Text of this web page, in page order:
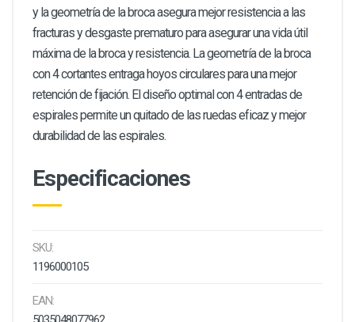
y la geometría de la broca asegura mejor resistencia a las
fracturas y desgaste prematuro para asegurar una vida útil
máxima de la broca y resistencia. La geometría de la broca
con 4 cortantes entraga hoyos circulares para una mejor
retención de fijación. El diseño optimal con 4 entradas de
espirales permite un quitado de las ruedas eficaz y mejor
durabilidad de las espirales.
Especificaciones
SKU:
1196000105
EAN: